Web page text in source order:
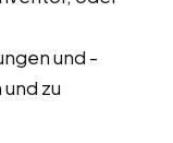
und -
zu